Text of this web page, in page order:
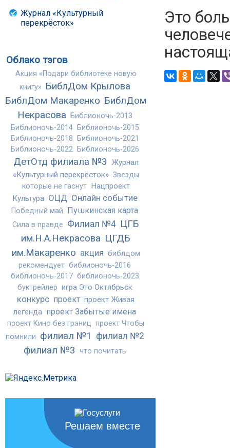
Журнал «Культурный
перекрёсток»
Облако тэгов
Акция «Подари библиотеке новую
книгу» БиблДом Крылова
БиблДом Макаренко БиблДом
Некрасова
Библионочь-2013
Библионочь-2014
Библионочь-2015
Библионочь-2018
Библионочь-2021
Библионочь-2022
Библионочь-2026
ДетОтд филиала №3
Журнал
«Культурный перекрёсток» Звезды
которые не гаснут Нацпроект
Культура ОЦД Онлайн событие
Победный май Пушкинская карта
Сила в правде Филиал №4 ЦГБ
им.Н.А.Некрасова ЦГДБ
им.Макаренко акция библдом
рекомендует библионочь-2016
библионочь-2017 библионочь-2023
буктрейлер игра Это Октябрьск
конкурс проект проект Живая
легенда проект Забытые имена
проект Кино без границ проект Чтобы
помнили филиал №1 филиал №2
филиал №3 что почитать
Решаем вместе
Это